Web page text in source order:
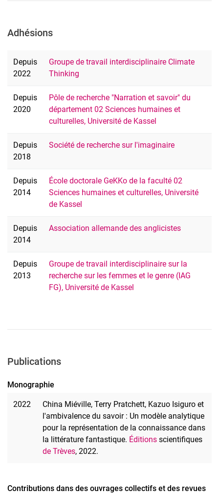
Adhésions
Depuis
2022
Groupe de travail interdisciplinaire Climate
Thinking
Depuis
2020
Pôle de recherche "Narration et savoir" du
département 02 Sciences humaines et
culturelles, Université de Kassel
Depuis
2018
Société de recherche sur l'imaginaire
Depuis
2014
École doctorale GeKKo de la faculté 02
Sciences humaines et culturelles, Université
de Kassel
Depuis
2014
Association allemande des anglicistes
Depuis
2013
Groupe de travail interdisciplinaire sur la
recherche sur les femmes et le genre (IAG
FG), Université de Kassel
Publications
Monographie
2022
China Miéville, Terry Pratchett, Kazuo Isiguro et
l'ambivalence du savoir : Un modèle analytique
pour la représentation de la connaissance dans
la littérature fantastique. Éditions scientifiques
de Trèves, 2022.
Contributions dans des ouvrages collectifs et des revues